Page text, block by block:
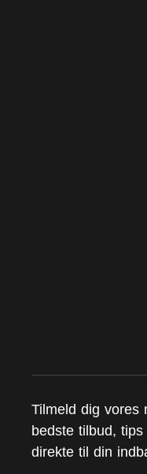
Tilmeld dig vores
bedste tilbud,
direkte til din